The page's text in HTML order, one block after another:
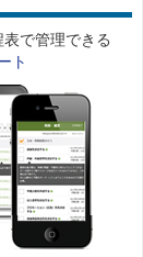
で管理できる
ト